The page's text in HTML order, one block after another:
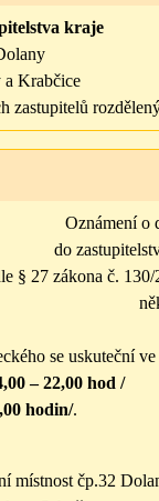
kraje
Krabčice
zastupitelů
Oznámení o
do
§ 27 zákona č.
se uskuteční
– 22,00 hod /
hodin/.
místnost čp.32